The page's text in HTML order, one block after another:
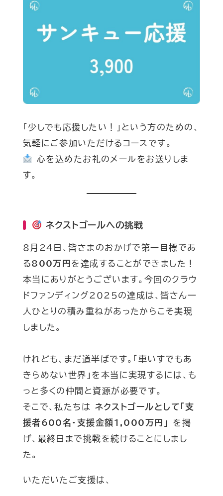
「少しでも応援したい！」という方のための、
気軽にご参加いただけるコースです。
心を込めたお礼のメールをお送りしま
す。
ネクストゴールへの挑戦
8月24日、皆さまのおかげで第一目標であ
る800万円 を達成することができました！
本当にありがとうございます。今回のクラウ
ドファンディング2025の達成は、皆さん一
人ひとりの積み重ねがあったからこそ実現
しました。
けれども、まだ道半ばです。「車いすでもあ
きらめない世界」を本当に実現するには、も
っと多くの仲間と資源が必要です。
そこで、私たちは ネクストゴールとして「支
援者600名・支援金額1,000万円」
を掲
げ、最終日まで挑戦を続けることにしまし
た。
いただいたご支援は、